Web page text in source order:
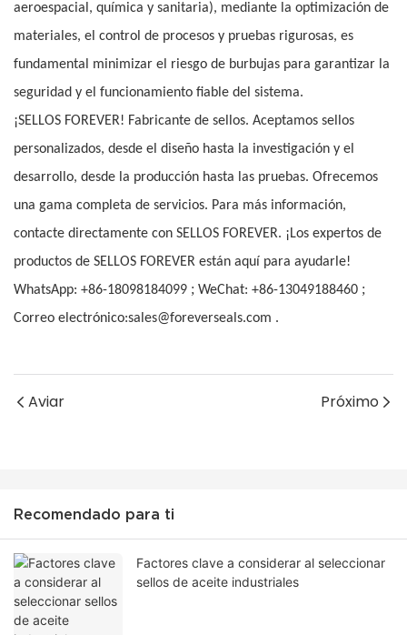
aeroespacial, química y sanitaria), mediante la optimización de
materiales, el control de procesos y pruebas rigurosas, es
fundamental minimizar el riesgo de burbujas para garantizar la
seguridad y el funcionamiento fiable del sistema.
¡SELLOS FOREVER! Fabricante de sellos. Aceptamos sellos
personalizados, desde el diseño hasta la investigación y el
desarrollo, desde la producción hasta las pruebas. Ofrecemos
una gama completa de servicios. Para más información,
contacte directamente con SELLOS FOREVER. ¡Los expertos de
productos de SELLOS FOREVER están aquí para ayudarle!
WhatsApp: +86-18098184099 ; WeChat: +86-13049188460 ;
Correo electrónico:sales@foreverseals.com .
Aviar Próximo
Recomendado para ti
Factores clave a considerar al seleccionar
sellos de aceite industriales